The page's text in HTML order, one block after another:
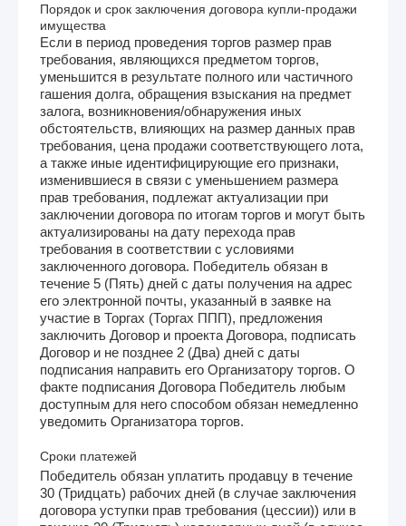
Порядок и срок заключения договора купли-продажи
имущества
Если в период проведения торгов размер прав
требования, являющихся предметом торгов,
уменьшится в результате полного или частичного
гашения долга, обращения взыскания на предмет
залога, возникновения/обнаружения иных
обстоятельств, влияющих на размер данных прав
требования, цена продажи соответствующего лота,
а также иные идентифицирующие его признаки,
изменившиеся в связи с уменьшением размера
прав требования, подлежат актуализации при
заключении договора по итогам торгов и могут быть
актуализированы на дату перехода прав
требования в соответствии с условиями
заключенного договора. Победитель обязан в
течение 5 (Пять) дней с даты получения на адрес
его электронной почты, указанный в заявке на
участие в Торгах (Торгах ППП), предложения
заключить Договор и проекта Договора, подписать
Договор и не позднее 2 (Два) дней с даты
подписания направить его Организатору торгов. О
факте подписания Договора Победитель любым
доступным для него способом обязан немедленно
уведомить Организатора торгов.
Сроки платежей
Победитель обязан уплатить продавцу в течение
30 (Тридцать) рабочих дней (в случае заключения
договора уступки прав требования (цессии)) или в